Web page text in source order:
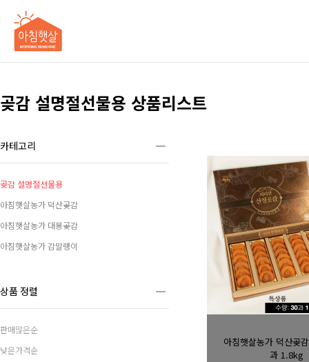
곶감 설명절선물용 상품리스트
카테고리
곶감 설명절선물용
아침햇살농가 덕산곶감
아침햇살농가 대봉곶감
아침햇살농가 감말랭이
상품 정렬
판매많은순
낮은가격순
아침햇살농가 덕산곶
과 1.8kg